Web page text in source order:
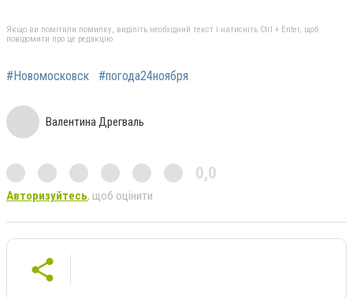
Якщо ви помітили помилку, виділіть необхідний текст і натисніть Ctrl + Enter, щоб
повідомити про це редакцію
#Новомосковск #погода24ноября
Валентина Дрегваль
0,0
Авторизуйтесь, щоб оцінити